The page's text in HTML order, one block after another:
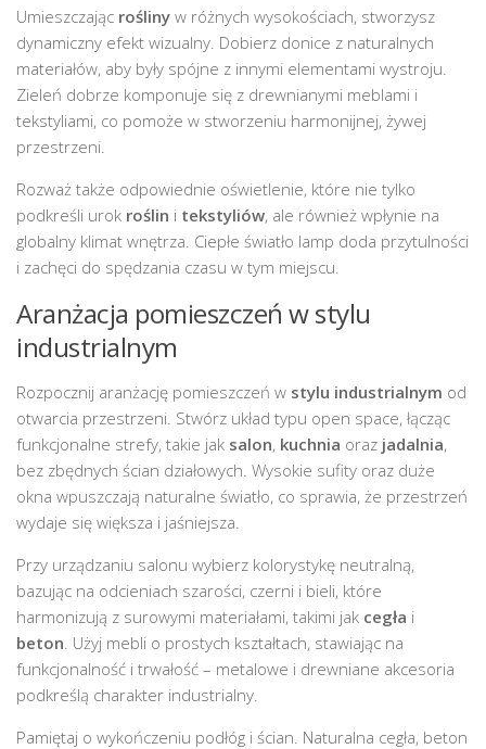
Umieszczając rośliny w różnych wysokościach, stworzysz
dynamiczny efekt wizualny. Dobierz donice z naturalnych
materiałów, aby były spójne z innymi elementami wystroju.
Zieleń dobrze komponuje się z drewnianymi meblami i
tekstyliami, co pomoże w stworzeniu harmonijnej, żywej
przestrzeni.
Rozważ także odpowiednie oświetlenie, które nie tylko
podkreśli urok roślin i tekstyliów, ale również wpłynie na
globalny klimat wnętrza. Ciepłe światło lamp doda przytulności
i zachęci do spędzania czasu w tym miejscu.
Aranżacja pomieszczeń w stylu
industrialnym
Rozpocznij aranżację pomieszczeń w stylu industrialnym od
otwarcia przestrzeni. Stwórz układ typu open space, łącząc
funkcjonalne strefy, takie jak salon, kuchnia oraz jadalnia,
bez zbędnych ścian działowych. Wysokie sufity oraz duże
okna wpuszczają naturalne światło, co sprawia, że przestrzeń
wydaje się większa i jaśniejsza.
Przy urządzaniu salonu wybierz kolorystykę neutralną,
bazując na odcieniach szarości, czerni i bieli, które
harmonizują z surowymi materiałami, takimi jak cegła i
beton . Użyj mebli o prostych kształtach, stawiając na
funkcjonalność i trwałość – metalowe i drewniane akcesoria
podkreślą charakter industrialny.
Pamiętaj o wykończeniu podłóg i ścian. Naturalna cegła, beton